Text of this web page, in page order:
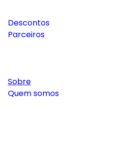
Descontos
Parceiros
Sobre
Quem somos